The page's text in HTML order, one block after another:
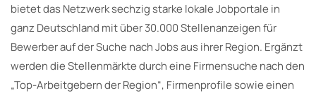
bietet das Netzwerk sechzig starke lokale Jobportale in
ganz Deutschland mit über 30.000 Stellenanzeigen für
Bewerber auf der Suche nach Jobs aus ihrer Region. Ergänzt
werden die Stellenmärkte durch eine Firmensuche nach den
„Top-Arbeitgebern der Region“, Firmenprofile sowie einen